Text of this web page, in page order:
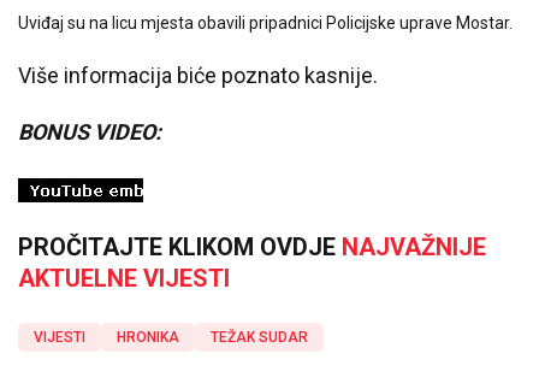
Uviđaj su na licu mjesta obavili pripadnici Policijske uprave Mostar.
Više informacija biće poznato kasnije.
BONUS VIDEO:
PROČITAJTE KLIKOM OVDJE NAJVAŽNIJE
AKTUELNE VIJESTI
VIJESTI HRONIKA TEŽAK SUDAR